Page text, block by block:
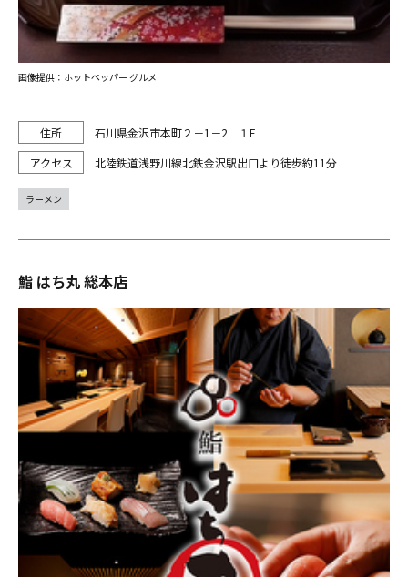
石川県金沢市本町２－1－2 １F
北陸鉄道浅野川線北鉄金沢駅出口より徒歩約11分
画像提供：ホットペッパー グルメ
ラーメン
鮨 はち丸 総本店